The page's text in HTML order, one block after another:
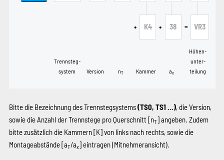
Trennsteg­
system
Version nT
• K4
Kammer
• 38
ax
- VR3
Höhen­
unter­
teilung
Bitte die Bezeichnung des Trennstegsystems(TS0, TS1 …), die Version,
sowie die Anzahl der Trennstege pro Querschnitt [nT] ­angeben. Zudem
bitte zusätzlich die Kammern[K]von links nach rechts, sowie die
Montageabstände [aT/ax] eintragen (Mitnehmeransicht).